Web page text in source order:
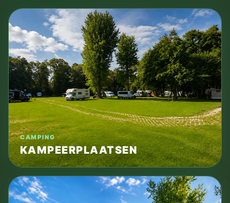
CAMPING
KAMPEERPLAATSEN